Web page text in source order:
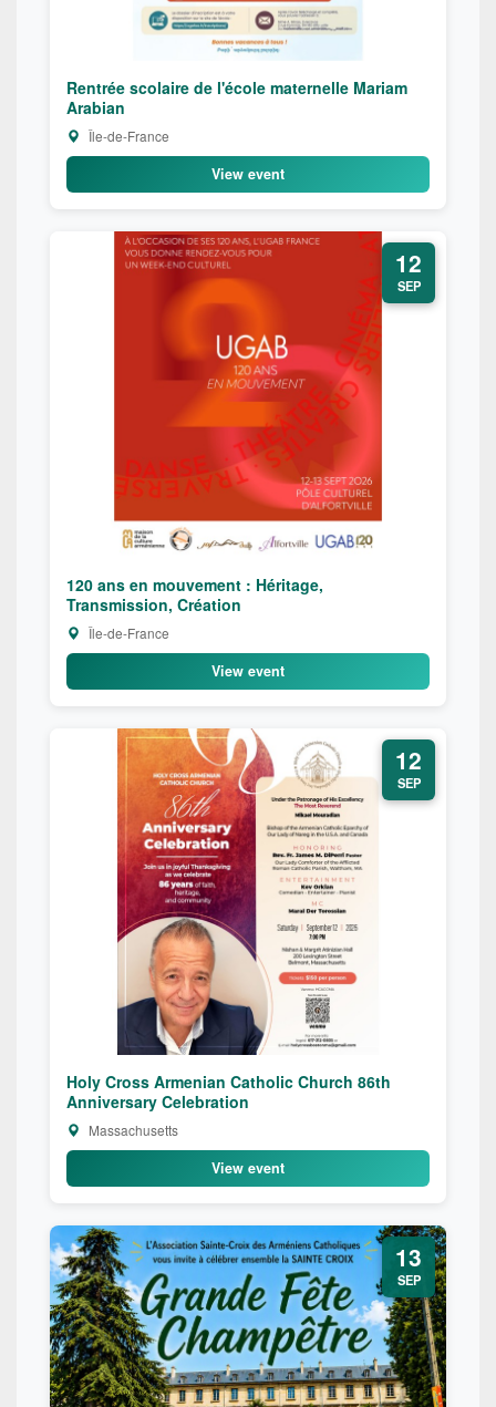
Rentrée scolaire de l'école maternelle Mariam
Arabian
Île-de-France
View event
12
SEP
120 ans en mouvement : Héritage,
Transmission, Création
Île-de-France
View event
12
SEP
Holy Cross Armenian Catholic Church 86th
Anniversary Celebration
Massachusetts
View event
13
SEP